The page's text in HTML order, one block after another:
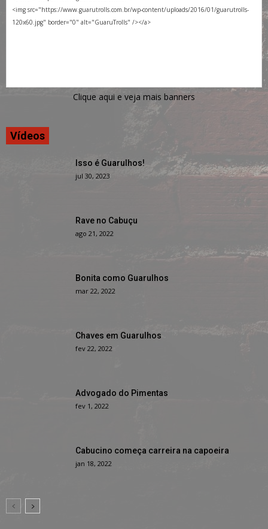
Clique aqui e veja mais banners
Vídeos
Isso é Guarulhos!
jul 30, 2023
Rave no Cabuçu
ago 21, 2022
Bonita como Guarulhos
mar 22, 2022
Chaves em Guarulhos
fev 22, 2022
Advogado do Pimentas
fev 1, 2022
Cabucino começa carreira na capoeira
jan 18, 2022